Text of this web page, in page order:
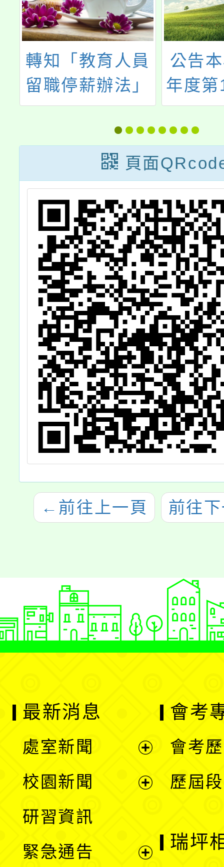
轉知「教育人員
留職停薪辦法」
第4條、第5條、
第8條，業經教
育部於中華民國
115年2月13日
以臺教人(三)字
第
1154200084A
號令修正發布
公告本
年度第1
次本土語
援工作人
結
頁面
← 前往上一頁 前往
最新消息
處室新聞
單
校園新聞
選
研習資訊
緊急通告
會考
會考
歷屆
瑞坪